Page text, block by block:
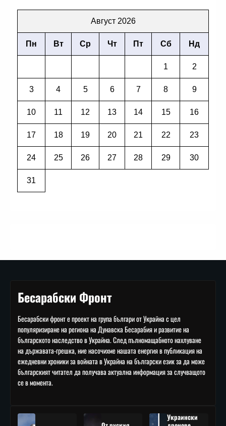
Август 2026
Пн Вт Ср Чт Пт Сб Нд
1 2
3 4 5 6 7 8 9
10 11 12 13 14 15 16
17 18 19 20 21 22 23
24 25 26 27 28 29 30
31
Бесарабски Фронт
Бесарабски фронт е проект на група българи от Украйна с цел
популяризиране на региона на Дунавска Бесарабия и развитие на
българското наследство в Украйна. След пълномащабното нахлуване
на държавата-грешка, ние насочихме нашата енергия в публикация на
ежедневни хроники за войната в Украйна на български език за да може
българският читател да получава актуална информация за случващото
се в момента.
Украински